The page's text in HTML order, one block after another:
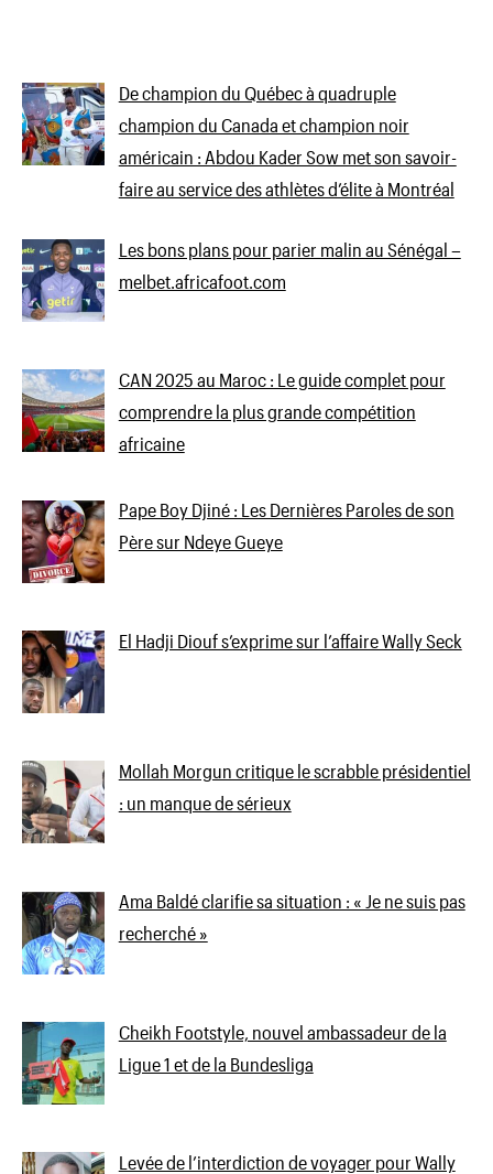
De champion du Québec à quadruple
champion du Canada et champion noir
américain : Abdou Kader Sow met son savoir-
faire au service des athlètes d’élite à Montréal
Les bons plans pour parier malin au Sénégal –
melbet.africafoot.com
CAN 2025 au Maroc : Le guide complet pour
comprendre la plus grande compétition
africaine
Pape Boy Djiné : Les Dernières Paroles de son
Père sur Ndeye Gueye
El Hadji Diouf s’exprime sur l’affaire Wally Seck
Mollah Morgun critique le scrabble présidentiel
: un manque de sérieux
Ama Baldé clarifie sa situation : « Je ne suis pas
recherché »
Cheikh Footstyle, nouvel ambassadeur de la
Ligue 1 et de la Bundesliga
Levée de l’interdiction de voyager pour Wally